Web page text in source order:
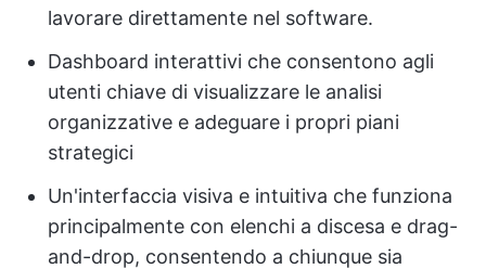
lavorare direttamente nel software.
Dashboard interattivi che consentono agli
utenti chiave di visualizzare le analisi
organizzative e adeguare i propri piani
strategici
Un'interfaccia visiva e intuitiva che funziona
principalmente con elenchi a discesa e drag-
and-drop, consentendo a chiunque sia